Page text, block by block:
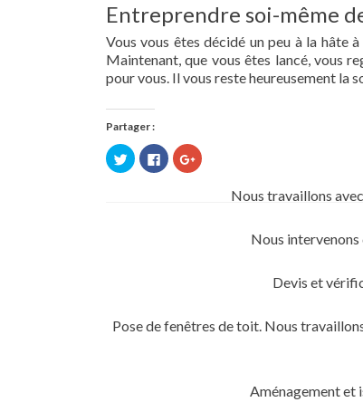
Entreprendre soi-même
Vous vous êtes décidé un peu à la hâte
Maintenant, que vous êtes lancé, vous
pour vous. Il vous reste heureusement la
Partager :
Cliquez
pour
partager
Cliquez
pour
partager
Facebook(ouvre
Cliquez
pour
Google+Nous travaillons
Nous intervenons
Devis et
Pose de fenêtres de toit. Nous
Aménagement et